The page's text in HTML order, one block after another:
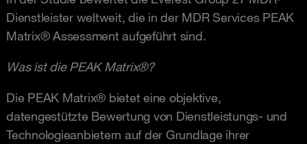
Dienstleister weltweit, die in der MDR Services PEAK
Matrix® Assessment aufgeführt sind.
Was ist die PEAK Matrix®?
Die PEAK Matrix® bietet eine objektive,
datengestützte Bewertung von Dienstleistungs- und
Technologieanbietern auf der Grundlage ihrer